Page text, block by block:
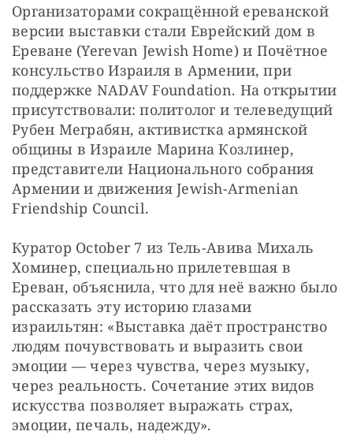
Организаторами сокращённой ереванской
версии выставки стали Еврейский дом в
Ереване (Yerevan Jewish Home) и Почётное
консульство Израиля в Армении, при
поддержке NADAV Foundation. На открытии
присутствовали: политолог и телеведущий
Рубен Меграбян, активистка армянской
общины в Израиле Марина Козлинер,
представители Национального собрания
Армении и движения Jewish-Armenian
Friendship Council.
Куратор October 7 из Тель-Авива Михаль
Хоминер, специально прилетевшая в
Ереван, объяснила, что для неё важно было
рассказать эту историю глазами
израильтян: «Выставка даёт пространство
людям почувствовать и выразить свои
эмоции — через чувства, через музыку,
через реальность. Сочетание этих видов
искусства позволяет выражать страх,
эмоции, печаль, надежду».